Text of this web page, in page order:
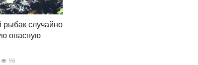
рыбак случайно
опасную
96